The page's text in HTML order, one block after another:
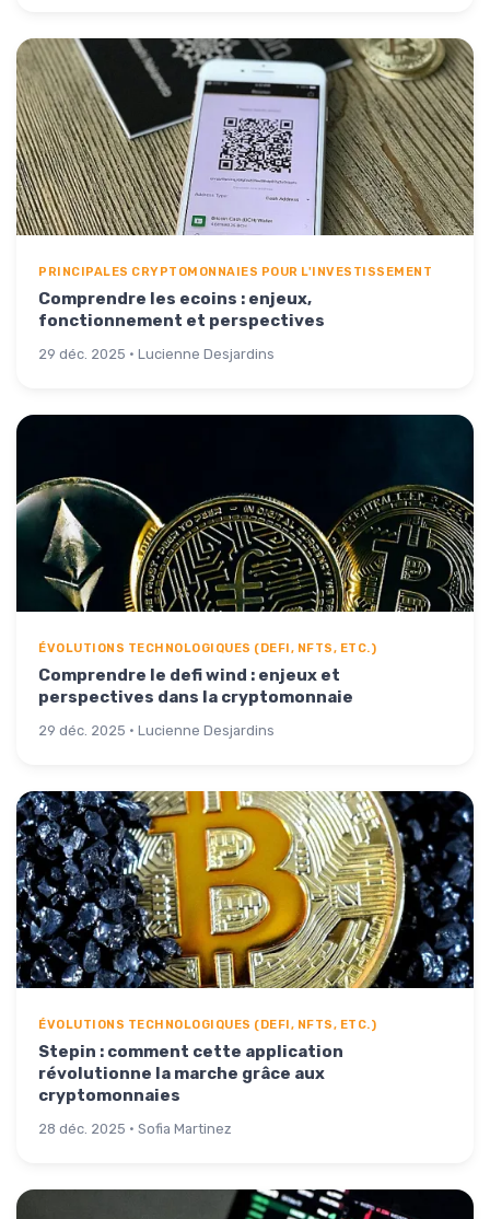
PRINCIPALES CRYPTOMONNAIES POUR L'INVESTISSEMENT
Comprendre les ecoins : enjeux,
fonctionnement et perspectives
29 déc. 2025 · Lucienne Desjardins
ÉVOLUTIONS TECHNOLOGIQUES (DEFI, NFTS, ETC.)
Comprendre le defi wind : enjeux et
perspectives dans la cryptomonnaie
29 déc. 2025 · Lucienne Desjardins
ÉVOLUTIONS TECHNOLOGIQUES (DEFI, NFTS, ETC.)
Stepin : comment cette application
révolutionne la marche grâce aux
cryptomonnaies
28 déc. 2025 · Sofia Martinez